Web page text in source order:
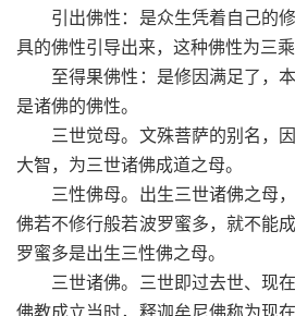
引出佛性：是众生凭着自己的修
具的佛性引导出来，这种佛性为三乘
至得果佛性：是修因满足了，本
是诸佛的佛性。
三世觉母。文殊菩萨的别名，因
大智，为三世诸佛成道之母。
三性佛母。出生三世诸佛之母，
佛若不修行般若波罗蜜多，就不能
罗蜜多是出生三性佛之母。
三世诸佛。三世即过去世、现在
佛教成立当时，释迦牟尼佛称为现